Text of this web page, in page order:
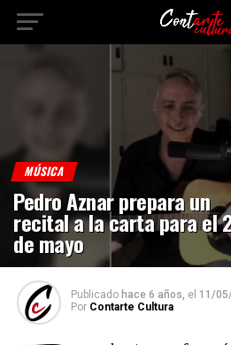
MÚSICA
Pedro Aznar prepara un
recital a la carta para el
de mayo
Publicado hace 6 años, el 11/
Por Contarte Cultura